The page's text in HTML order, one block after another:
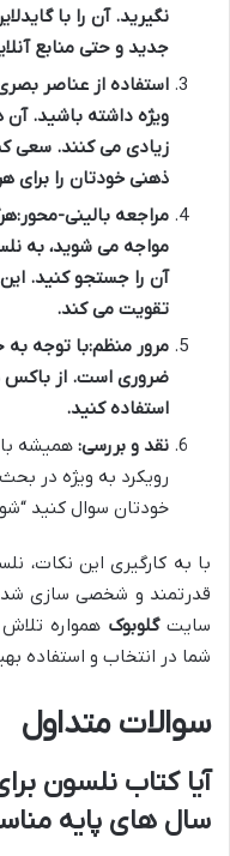
نگیرید. آن را با
جدید و حتی منابع
استفاده از عناصر
ویژه داشته باشید.
زیادی می کنند. سعی
ذهنی خودتان را برای
مراجعه بالینی-محور:
مواجه می شوید، به
آن را جستجو کنید.
تقویت می کند.
مرور منظم:با توجه به
ضروری است. از باکس
استفاده کنید.
نقد و بررسی:همیشه با
رویکرد به ویژه در
خودتان سوال کنید
با به کارگیری این نکات،
قدرتمند و شخصی سازی
سایتگلوبوک همواره تلاش
شما در انتخاب و استفاده
سوالات متداول
آیا کتاب نلسون
سال های پایه